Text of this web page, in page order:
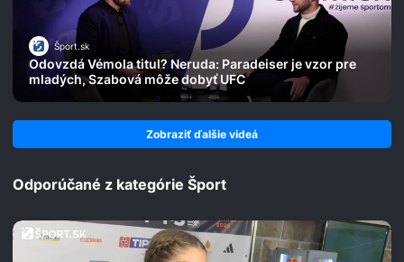
Šport.sk
Odovzdá Vémola titul? Neruda: Paradeiser je vzor pre
mladých, Szabová môže dobyť UFC
Zobraziť ďalšie videá
Odporúčané z kategórie Šport